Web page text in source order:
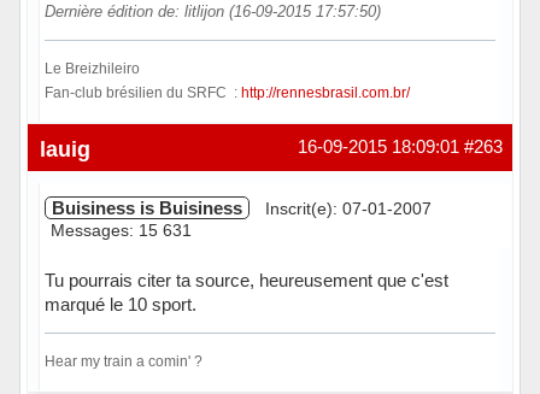
Dernière édition de: litlijon (16-09-2015 17:57:50)
Le Breizhileiro
Fan-club brésilien du SRFC : http://rennesbrasil.com.br/
Hors ligne #263
16-09-2015 18:09:01
lauig
Buisiness is Buisiness
Inscrit(e): 07-01-2007
Messages: 15 631
Tu pourrais citer ta source, heureusement que c'est
marqué le 10 sport.
Hear my train a comin' ?